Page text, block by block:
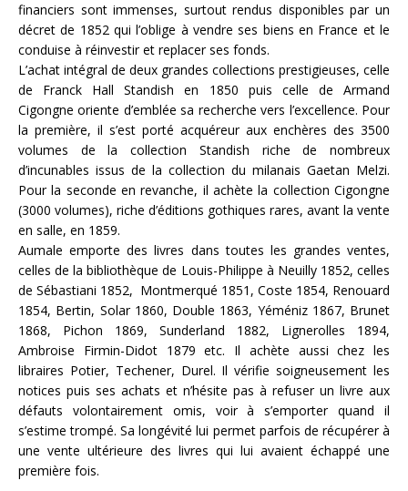
financiers sont immenses, surtout rendus disponibles par un
décret de 1852 qui l’oblige à vendre ses biens en France et le
conduise à réinvestir et replacer ses fonds.
L’achat intégral de deux grandes collections prestigieuses, celle
de Franck Hall Standish en 1850 puis celle de Armand
Cigongne oriente d’emblée sa recherche vers l’excellence. Pour
la première, il s’est porté acquéreur aux enchères des 3500
volumes de la collection Standish riche de nombreux
d’incunables issus de la collection du milanais Gaetan Melzi.
Pour la seconde en revanche, il achète la collection Cigongne
(3000 volumes), riche d’éditions gothiques rares, avant la vente
en salle, en 1859.
Aumale emporte des livres dans toutes les grandes ventes,
celles de la bibliothèque de Louis-Philippe à Neuilly 1852, celles
de Sébastiani 1852, Montmerqué 1851, Coste 1854, Renouard
1854, Bertin, Solar 1860, Double 1863, Yéméniz 1867, Brunet
1868, Pichon 1869, Sunderland 1882, Lignerolles 1894,
Ambroise Firmin-Didot 1879 etc. Il achète aussi chez les
libraires Potier, Techener, Durel. Il vérifie soigneusement les
notices puis ses achats et n’hésite pas à refuser un livre aux
défauts volontairement omis, voir à s’emporter quand il
s’estime trompé. Sa longévité lui permet parfois de récupérer à
une vente ultérieure des livres qui lui avaient échappé une
première fois.